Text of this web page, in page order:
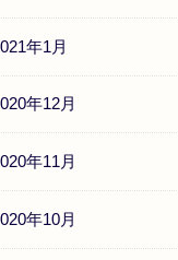
年1月
年12月
年11月
年10月